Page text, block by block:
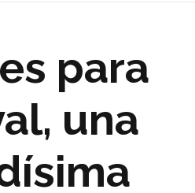
para
una